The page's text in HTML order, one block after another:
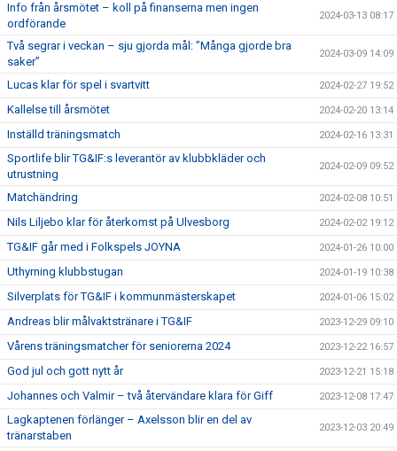
Info från årsmötet – koll på finanserna men ingen
ordförande
2024-03-13 08:17
Två segrar i veckan – sju gjorda mål: ”Många gjorde bra
saker”
2024-03-09 14:09
Lucas klar för spel i svartvitt 2024-02-27 19:52
Kallelse till årsmötet 2024-02-20 13:14
Inställd träningsmatch 2024-02-16 13:31
Sportlife blir TG&IF:s leverantör av klubbkläder och
utrustning
2024-02-09 09:52
Matchändring 2024-02-08 10:51
Nils Liljebo klar för återkomst på Ulvesborg 2024-02-02 19:12
TG&IF går med i Folkspels JOYNA 2024-01-26 10:00
Uthyrning klubbstugan 2024-01-19 10:38
Silverplats för TG&IF i kommunmästerskapet 2024-01-06 15:02
Andreas blir målvaktstränare i TG&IF 2023-12-29 09:10
Vårens träningsmatcher för seniorerna 2024 2023-12-22 16:57
God jul och gott nytt år 2023-12-21 15:18
Johannes och Valmir – två återvändare klara för Giff 2023-12-08 17:47
Lagkaptenen förlänger – Axelsson blir en del av
tränarstaben
2023-12-03 20:49